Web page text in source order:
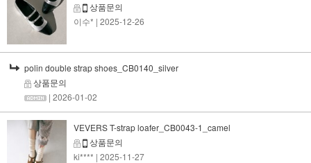
상품문의
이수* | 2025-12-26
polin double strap shoes_CB0140_silver
상품문의
| 2026-01-02
VEVERS T-strap loafer_CB0043-1_camel
상품문의
ki**** | 2025-11-27